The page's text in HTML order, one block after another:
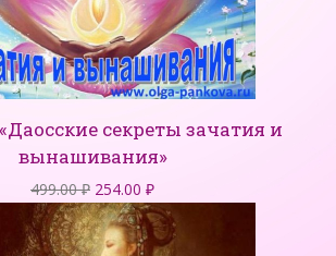
секреты зачатия и
вынашивания»
499.00₽ Первоначальная
цена
составляла
254.00 ₽Текущая
цена:
254.00 ₽.